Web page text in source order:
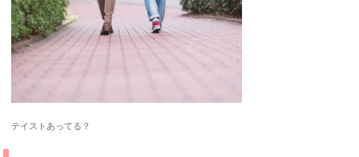
テイストあってる？